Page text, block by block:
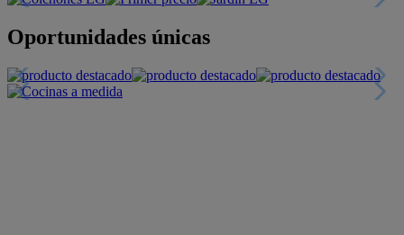
Oportunidades únicas